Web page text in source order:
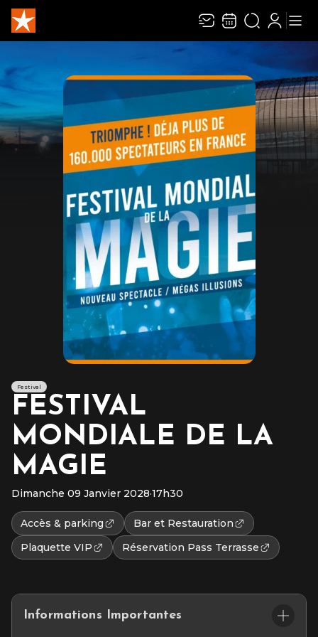
Recevez toute l’actualité en vous abonnant à
notre newsletter :
ENVOYER
Rivaj Group traite votre adresse électronique pour la gestion de votre abonnement à
Zénith Limoges Métropole
. Vous pouvez retirer votre consentement
à tout moment. Pour en savoir plus, consultez notrepolitique de protection des
Festival
FESTIVAL
MONDIALE DE LA
MAGIE
Dimanche 09 Janvier 2028·17h30
Accès & parking
Bar et Restauration
Plaquette VIP
Réservation Pass Terrasse
Informations Importantes